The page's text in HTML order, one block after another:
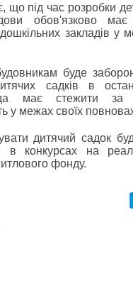
що під час розробки
обов'язково має
закладів у
буде
садків в
має стежити
у межах своїх
дитячий садок
в конкурсах на
фонду.